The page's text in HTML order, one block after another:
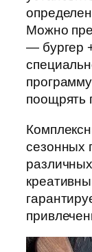
Можно
— бургер
поощрять
сезонных